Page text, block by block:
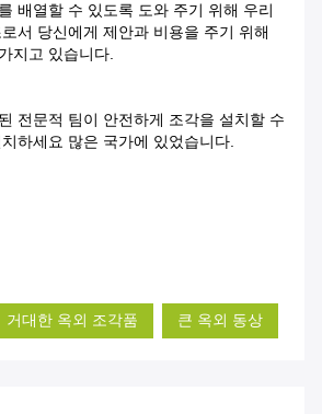
배열할 수 있도록 도와 주기 위해 우리
서 당신에게 제안과 비용을 주기 위해
지고 있습니다.
전문적 팀이 안전하게 조각을 설치할 수
하세요 많은 국가에 있었습니다.
거대한 옥외 조각품 큰 옥외 동상